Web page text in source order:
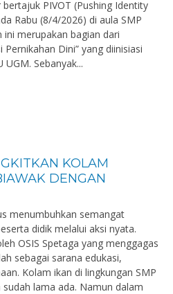
PIVOT (Pushing Identity
Rabu (8/4/2026) di aula SMP
ini merupakan bagian dari
Dini” yang diinisiasi
Sebanyak...
KOLAM
DENGAN
menumbuhkan semangat
didik melalui aksi nyata.
OSIS Spetaga yang menggagas
sebagai sarana edukasi,
Kolam ikan di lingkungan SMP
lama ada. Namun dalam